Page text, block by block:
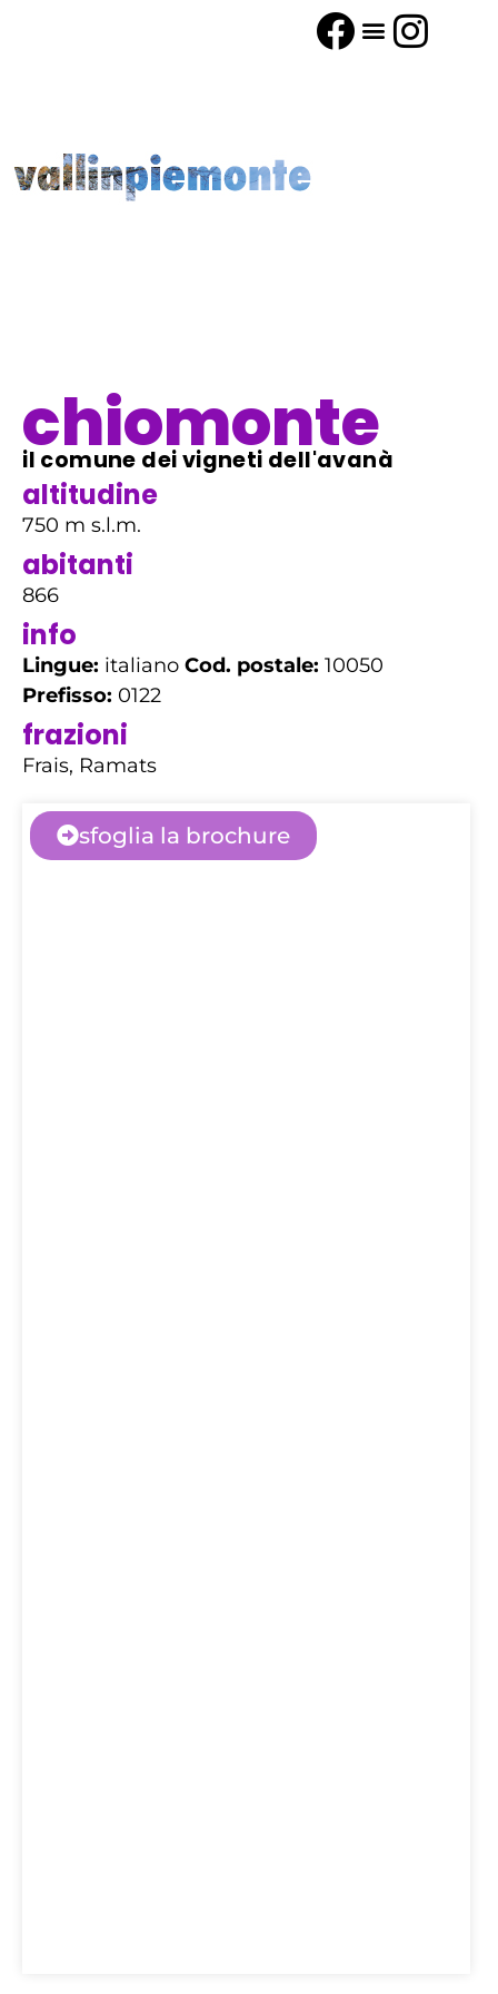
chiomonte
il comune dei vigneti dell'avanà
altitudine
750 m s.l.m.
abitanti
866
info
Lingue: italianoCod. postale: 10050
Prefisso: 0122
frazioni
Frais, Ramats
sfoglia la brochure